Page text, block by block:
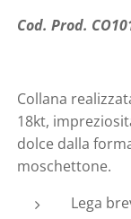
Cod. Prod.
Collana
18kt,
dolce dalla
moschettone.
Lega